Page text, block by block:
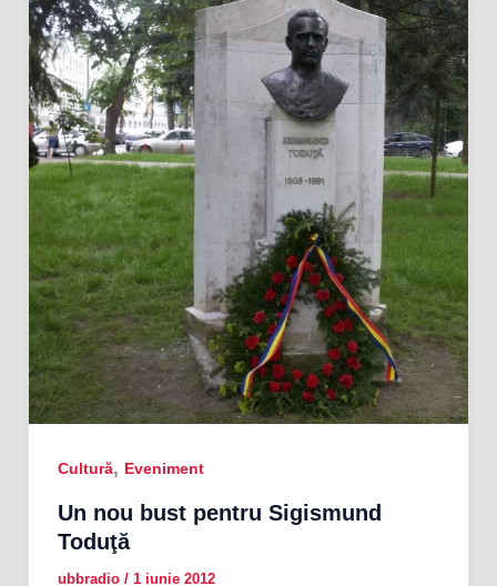
Cultură, Eveniment
Un nou bust pentru Sigismund
Toduţă
ubbradio / 1 iunie 2012